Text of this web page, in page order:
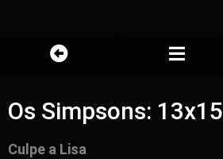
Os Simpsons: 13x15
Culpe a Lisa